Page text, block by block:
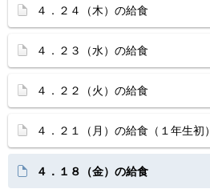
４．２４（木）の給食
４．２３（水）の給食
４．２２（火）の給食
４．２１（月）の給食（１年生初）
４．１８（金）の給食